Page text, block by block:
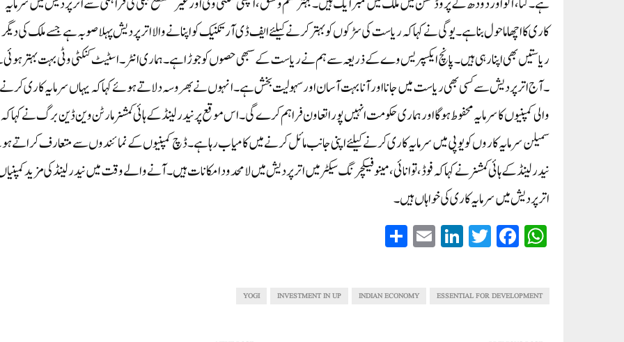
کاری کا اچھا ماحول بنا ہے ۔یوگی نے کہا کہ ریاست کی سڑکوں کو بہتر کرنے کیلئے ایف ڈی آر تکنیک کو اپنانے والا اترپردیش پہلا صوبہ ہے جسے ملک کی دیگر
ریاستیں بھی اپنا رہی ہیں۔ پانچ ایکسپریس وے کے ذریعہ سے ہم نے ریاست کے سبھی حصوں کو جوڑا ہے ۔ ہماری انٹر۔اسٹیٹ کنکٹی وٹی بہت بہتر
۔ آج اترپردیش سے کسی بھی ریاست میں جانا اور آنا بہت آسان اور سہولیت بخش ہے ۔ انہوں نے بھروسہ دلاتے ہوئے کہا کہ یہاں سرمایہ کاری کرنے
والی کمپنیوں کا سرمایہ محفوط ہوگا اور ہماری حکومت انہیں پورا تعاون فراہم کرے گی۔اس موقع پر نیدر لینڈ کے ہائی کمشنر مارٹن وین ڈین برگ نے کہا
سمیلن سرمایہ کاروں کو یوپی میں سرمایہ کاری کرنے کیلئے اپنی جانب مائل کرنے میں کامیاب رہا ہے ۔ ڈچ کمپنیوں کے نمائندوں سے متعارف کراتے
نیدرلینڈ کے ہائی کمشنر نے کہا کہ فوڈ، توانائی، مینو فیکچرنگ سیکٹر میں اترپردیش میں لامحدود امکانات ہیں۔ آنے والے وقت میں نیدر لینڈ کی مزید
اترپردیش میں سرمایہ کاری کی خواہاں ہیں۔
W
ha
A
Fa
ce
ok
T
wi
r
Li
nk
In
E
m
ESSENTIAL FOR DEVELOPMENT
INDIAN ECONOMY
INVESTMENT IN UP
YOGI